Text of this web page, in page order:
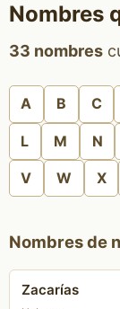
Nombres
33 nombres
A B C
L M N
V W X
Nombres de
Zacarías